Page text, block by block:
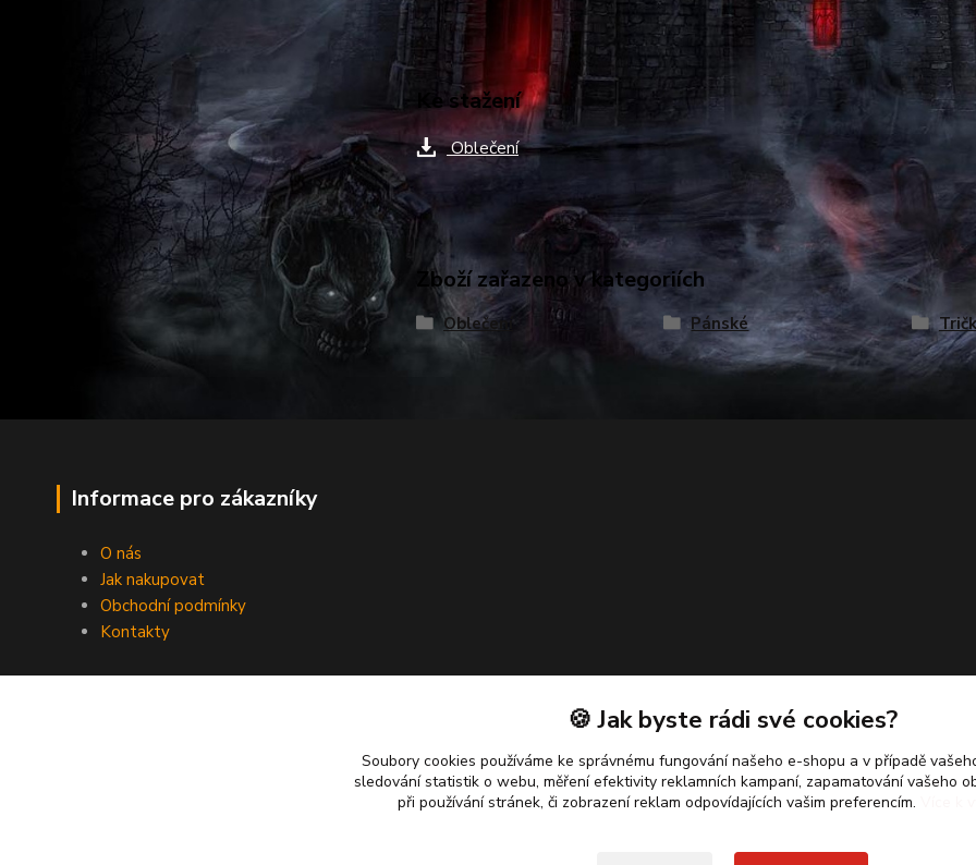
Ke stažení
Oblečení
Zboží zařazeno v kategoriích
Oblečení Pánské
Informace pro zákazníky
O nás
Jak nakupovat
Obchodní podmínky
Kontakty
🍪 Jak byste rádi své cookies?
Soubory cookies používáme ke správnému fungování našeho e-shopu a v případě
sledování statistik o webu, měření efektivity reklamních kampaní, zapamatování vašeho
při používání stránek, či zobrazení reklam odpovídajících vašim preferencím.